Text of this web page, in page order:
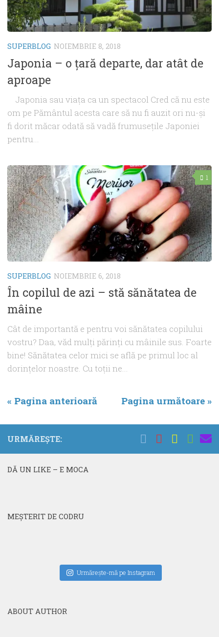
SUPERBLOG NOIEMBRIE 8, 2018
Japonia – o ţară departe, dar atât de
aproape
Japonia sau viaţa ca un spectacol Cred că nu este
om pe Pământul acesta care să nu fi auzit ori nu-şi
fi dorit măcar odată să vadă frumuseţile Japoniei
pentru...
1
SUPERBLOG NOIEMBRIE 6, 2018
În copilul de azi – stă sănătatea de
mâine
Cât de importantă e pentru voi sănătatea copilului
vostru? Daa, văd mulţi părinţi cu mâinile sus. Foarte
bine! Sănătatea celor mici se află pe primul loc al
dorinţelor noastre. Cu toţii ne...
« Pagina anterioară Pagina următoare »
URMĂREȘTE:
DĂ UN LIKE – E MOCA
MEŞTERIT DE CODRU
Urmăreşte-mă pe Instagram
ABOUT AUTHOR